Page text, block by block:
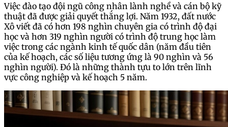
Việc đào tạo đội ngũ công nhân lành nghề và cán bộ kỹ
thuật đã được giải quyết thắng lợi. Năm 1932, đất nước
Xô viết đã có hơn 198 nghìn chuyên gia có trình độ đại
học và hơn 319 nghìn người có trình độ trung học làm
việc trong các ngành kinh tế quốc dân (năm đầu tiên
của kế hoạch, các số liệu tương ứng là 90 nghìn và 56
nghìn người). Đó là những thành tựu to lớn trên lĩnh
vực công nghiệp và kế hoạch 5 năm.